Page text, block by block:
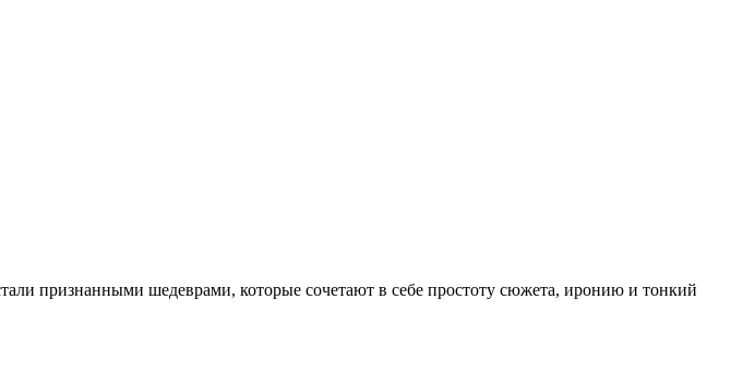
признанными шедеврами, которые сочетают в себе простоту сюжета, иронию и тонкий